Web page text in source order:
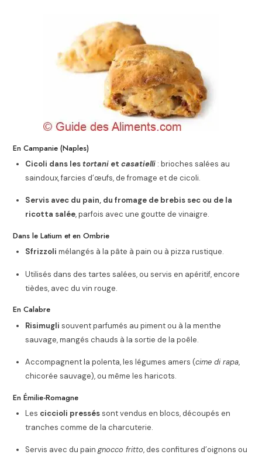
En Campanie (Naples)
Cicoli dans lestortani etcasatielli : brioches salées au
saindoux, farcies d’œufs, de fromage et de cicoli.
Servis avec du pain, du fromage de brebis sec ou de la
ricotta salée, parfois avec une goutte de vinaigre.
Dans le Latium et en Ombrie
Sfrizzoli mélangés à la pâte à pain ou à pizza rustique.
Utilisés dans des tartes salées, ou servis en apéritif, encore
tièdes, avec du vin rouge.
En Calabre
Risimugli souvent parfumés au piment ou à la menthe
sauvage, mangés chauds à la sortie de la poêle.
Accompagnent la polenta, les légumes amers (cime di rapa,
chicorée sauvage), ou même les haricots.
En Émilie-Romagne
Les ciccioli presséssont vendus en blocs, découpés en
tranches comme de la charcuterie.
Servis avec du paingnocco fritto, des confitures d’oignons ou